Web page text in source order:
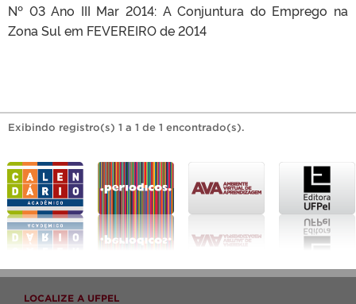
Nº 03 Ano III Mar 2014: A Conjuntura do Emprego na
Zona Sul em FEVEREIRO de 2014
Exibindo registro(s) 1 a 1 de 1 encontrado(s).
LOCALIZE A UFPEL